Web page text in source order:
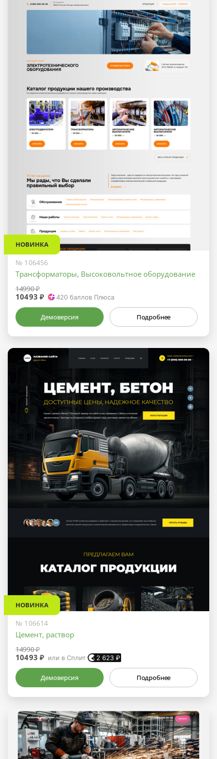
НОВИНКА
№ 106456
Трансформаторы, Высоковольтное оборудование
14990 ₽
10493 ₽ 420 баллов Плюса
Демоверсия Подробнее
НОВИНКА
№ 106614
Цемент, раствор
14990 ₽
10493 ₽ или в Сплит 2 623 ₽
Демоверсия Подробнее